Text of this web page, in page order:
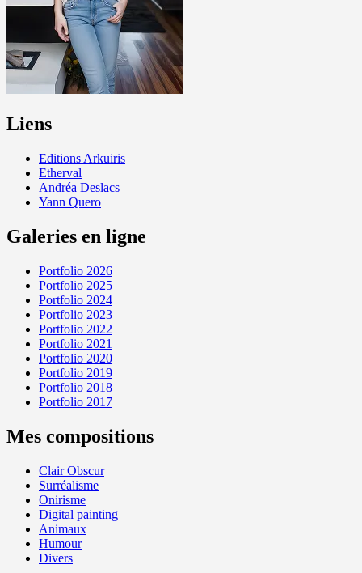
Liens
Editions Arkuiris
Etherval
Andréa Deslacs
Yann Quero
Galeries en ligne
Portfolio 2026
Portfolio 2025
Portfolio 2024
Portfolio 2023
Portfolio 2022
Portfolio 2021
Portfolio 2020
Portfolio 2019
Portfolio 2018
Portfolio 2017
Mes compositions
Clair Obscur
Surréalisme
Onirisme
Digital painting
Animaux
Humour
Divers